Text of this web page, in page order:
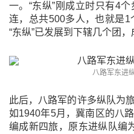
一。“东纵”刚成立时只有4
连，总共500多人，也就是1
“东纵”已发展到下辖几个团，
八路军东进
此后，八路军的许多纵队为
如1940年5月，冀南区的八
编成新四旅，原东进纵队编